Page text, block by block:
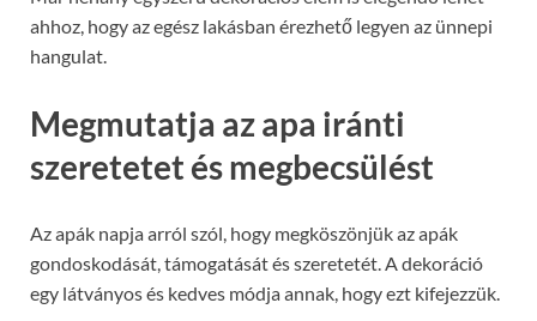
ahhoz, hogy az egész lakásban érezhető legyen az ünnepi
hangulat.
Megmutatja az apa iránti
szeretetet és megbecsülést
Az apák napja arról szól, hogy megköszönjük az apák
gondoskodását, támogatását és szeretetét. A dekoráció
egy látványos és kedves módja annak, hogy ezt kifejezzük.